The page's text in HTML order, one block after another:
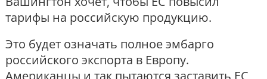
тарифы на российскую продукцию.
Это будет означать полное эмбарго
российского экспорта в Европу.